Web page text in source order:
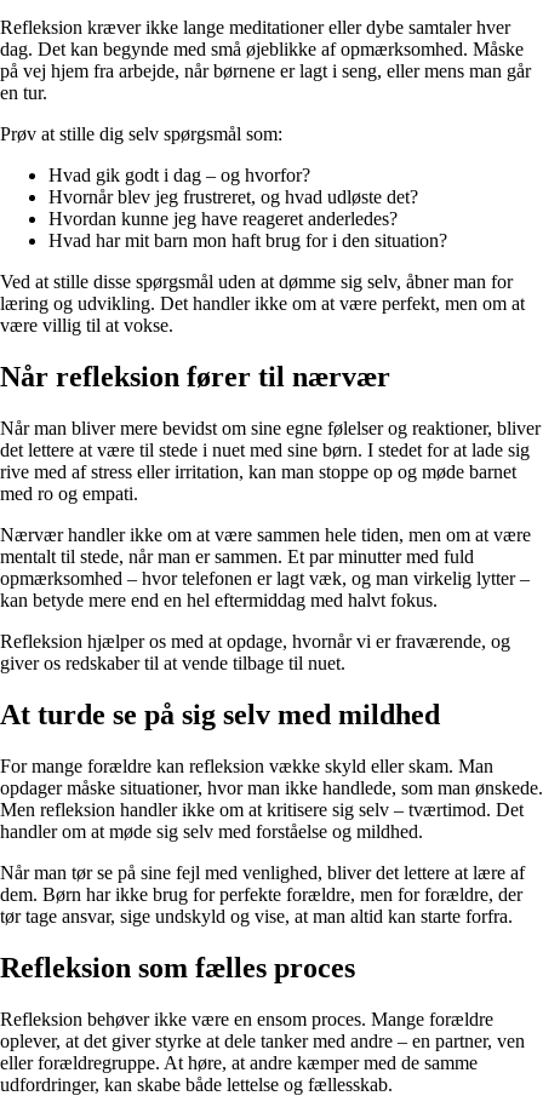
Refleksion kræver ikke lange meditationer eller dybe samtaler hver
dag. Det kan begynde med små øjeblikke af opmærksomhed. Måske
på vej hjem fra arbejde, når børnene er lagt i seng, eller mens man går
en tur.
Prøv at stille dig selv spørgsmål som:
Hvad gik godt i dag – og hvorfor?
Hvornår blev jeg frustreret, og hvad udløste det?
Hvordan kunne jeg have reageret anderledes?
Hvad har mit barn mon haft brug for i den situation?
Ved at stille disse spørgsmål uden at dømme sig selv, åbner man for
læring og udvikling. Det handler ikke om at være perfekt, men om at
være villig til at vokse.
Når refleksion fører til nærvær
Når man bliver mere bevidst om sine egne følelser og reaktioner, bliver
det lettere at være til stede i nuet med sine børn. I stedet for at lade sig
rive med af stress eller irritation, kan man stoppe op og møde barnet
med ro og empati.
Nærvær handler ikke om at være sammen hele tiden, men om at være
mentalt til stede, når man er sammen. Et par minutter med fuld
opmærksomhed – hvor telefonen er lagt væk, og man virkelig lytter –
kan betyde mere end en hel eftermiddag med halvt fokus.
Refleksion hjælper os med at opdage, hvornår vi er fraværende, og
giver os redskaber til at vende tilbage til nuet.
At turde se på sig selv med mildhed
For mange forældre kan refleksion vække skyld eller skam. Man
opdager måske situationer, hvor man ikke handlede, som man ønskede.
Men refleksion handler ikke om at kritisere sig selv – tværtimod. Det
handler om at møde sig selv med forståelse og mildhed.
Når man tør se på sine fejl med venlighed, bliver det lettere at lære af
dem. Børn har ikke brug for perfekte forældre, men for forældre, der
tør tage ansvar, sige undskyld og vise, at man altid kan starte forfra.
Refleksion som fælles proces
Refleksion behøver ikke være en ensom proces. Mange forældre
oplever, at det giver styrke at dele tanker med andre – en partner, ven
eller forældregruppe. At høre, at andre kæmper med de samme
udfordringer, kan skabe både lettelse og fællesskab.